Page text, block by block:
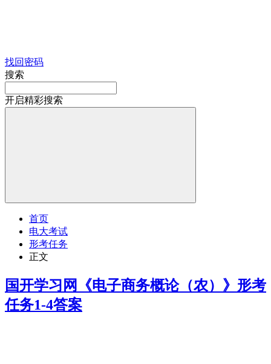
找回密码
搜索
开启精彩搜索
首页
电大考试
形考任务
正文
国开学习网《电子商务概论（农）》形考
任务1-4答案